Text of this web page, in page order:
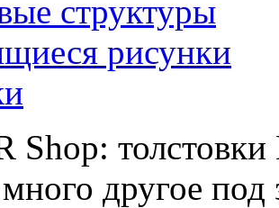
структуры
рисунки
Shop:
другое под